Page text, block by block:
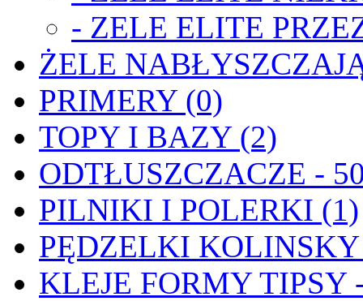
- ZELE ELITE
ŻELE
PRIMERY (0)
TOPY I BAZY (2)
ODTŁUSZCZACZE -
PILNIKI I POLERKI (1)
PĘDZELKI
KLEJE FORMY TIPSY